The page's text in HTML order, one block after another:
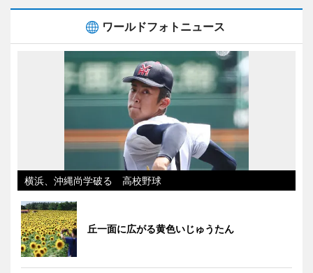
ワールドフォトニュース
横浜、沖縄尚学破る 高校野球
丘一面に広がる黄色いじゅうたん